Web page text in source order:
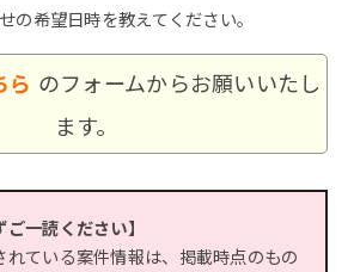
の希望日時を教えてください。
ら のフォームからお願いいたし
ます。
ご一読ください】
れている案件情報は、掲載時点のもの